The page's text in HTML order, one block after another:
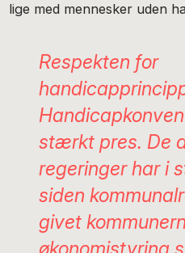
lige med mennesker uden
Respekten for
stærkt pres. De
regeringer har i
siden
givet